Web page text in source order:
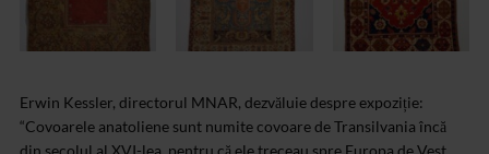
Erwin Kessler, directorul MNAR, dezvăluie despre expoziție:
“Covoarele anatoliene sunt numite covoare de Transilvania încă